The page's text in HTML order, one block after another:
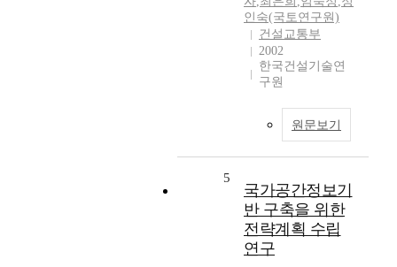
인숙(국토연구원)
건설교통부
2002
한국건설기술연
구원
원문보기
5
국가공간정보기
반 구축을 위한
전략계획 수립
연구